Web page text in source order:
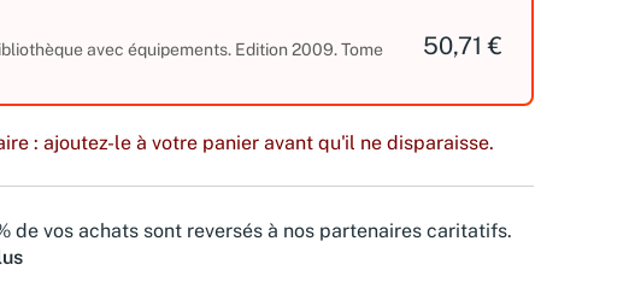
avec équipements. Edition 2009. Tome
50,71 €
: ajoutez-le à votre panier avant qu'il ne disparaisse.
de vos achats sont reversés à nos partenaires caritatifs.